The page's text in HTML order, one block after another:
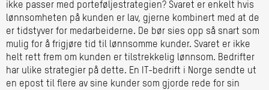
ikke passer med porteføljestrategien? Svaret er enkelt hvis
lønnsomheten på kunden er lav, gjerne kombinert med at de
er tidstyver for medarbeiderne. De bør sies opp så snart som
mulig for å frigjøre tid til lønnsomme kunder. Svaret er ikke
helt rett frem om kunden er tilstrekkelig lønnsom. Bedrifter
har ulike strategier på dette. En IT-bedrift i Norge sendte ut
en epost til flere av sine kunder som gjorde rede for sin